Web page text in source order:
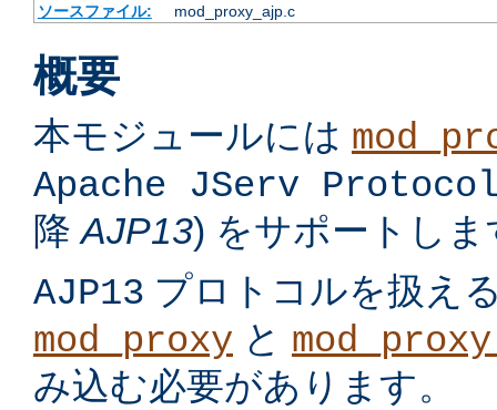
ソースファイル:
mod_proxy_ajp.c
概要
本モジュールには
Apache JServ
降AJP13) をサポートしま
AJP13 プロトコルを扱え
mod_proxy と
み込む必要があります。